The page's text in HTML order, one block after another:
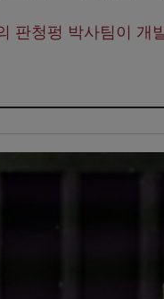
판청펑 박사팀이 개